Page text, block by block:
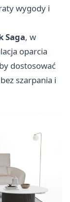
wygody i
Saga, w
oparcia
dostosować
szarpania i